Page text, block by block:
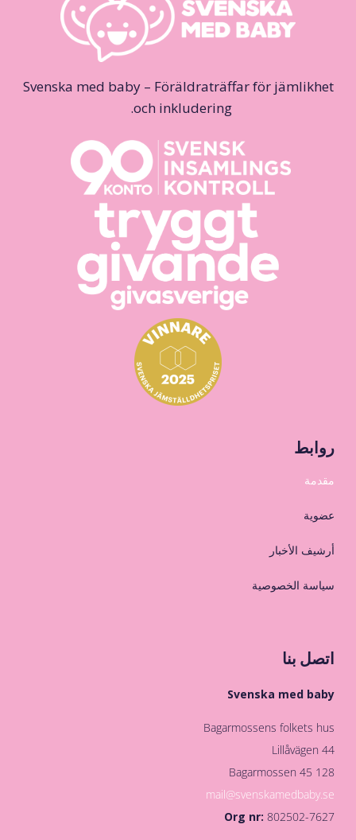
Svenska med baby – Föräldraträffar för jämlikhet
och inkludering.
روابط
مقدمة
عضوية
أرشيف الأخبار
سياسة الخصوصية
اتصل بنا
Svenska med baby
Bagarmossens folkets hus
Lillåvägen 44
128 45 Bagarmossen
mail@svenskamedbaby.se
Org nr:802502-7627